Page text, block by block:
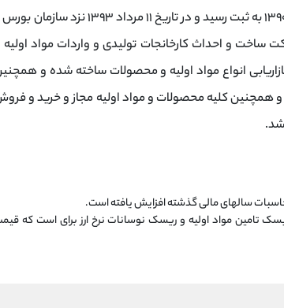
شرکت صنعت غذایی کوروش در تاریخ سوم خرداد ۱۳۹۰ به ثبت رسید و در تاریخ ۱۱ مرداد ۱۳۹۳ نزد
ساخت و احداث کارخانجات تولیدی و واردات مواد
انواع مواد اولیه و محصولات ساخته شده و
همچنین کلیه محصولات و مواد اولیه مجاز و خرید و
سالهای مالی گذشته افزایش یافته است.
مواد اولیه و ریسک نوسانات نرخ ارز برای است که